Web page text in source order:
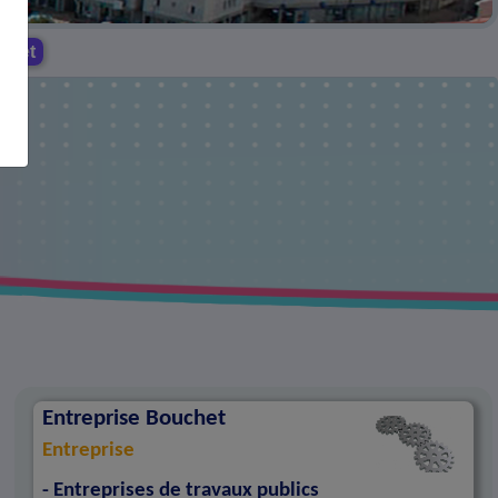
Entreprise Bouchet
Entreprise
- Entreprises de travaux publics